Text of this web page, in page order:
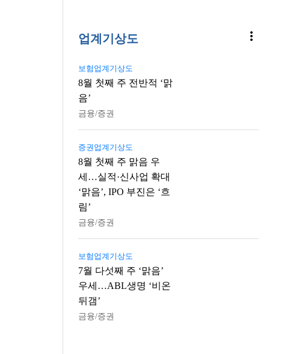
업계기상도 more_vert
보험업계기상도
8월 첫째 주 전반적 ‘맑
음’
금융/증권
증권업계기상도
8월 첫째 주 맑음 우
세…실적·신사업 확대
‘맑음’, IPO 부진은 ‘흐
림’
금융/증권
보험업계기상도
7월 다섯째 주 ‘맑음’
우세…ABL생명 ‘비온
뒤갬’
금융/증권